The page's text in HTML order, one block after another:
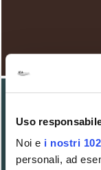
Uso
Noi e i nostri
personali, ad